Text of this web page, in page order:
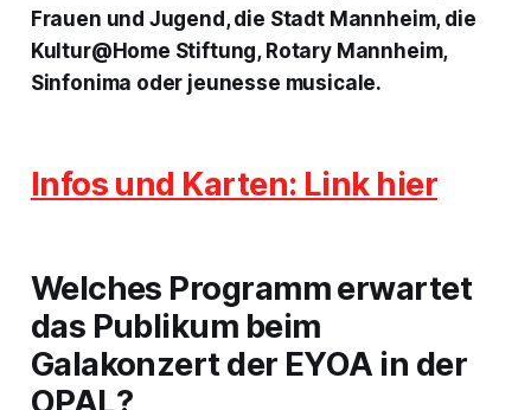
Frauen und Jugend, die Stadt Mannheim, die
Kultur@Home Stiftung, Rotary Mannheim,
Sinfonima oder jeunesse musicale.
Infos und Karten: Link hier
Welches Programm erwartet
das Publikum beim
Galakonzert der EYOA in der